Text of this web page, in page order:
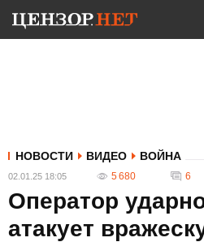
НОВОСТИ ВИДЕО ВОЙНА
02.01.25 18:05 5 680 6
Оператор
атакует